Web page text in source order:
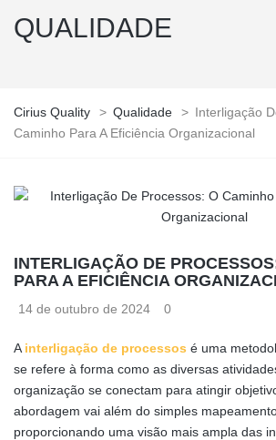
QUALIDADE
Cirius Quality > Qualidade > Interligação
Caminho Para A Eficiência Organizacional
INTERLIGAÇÃO DE
PARA A EFICIÊNCIA
14 de outubro de 2024 0
A interligação de processos é uma
se refere à forma como as diversas
organização se conectam para atingir
abordagem vai além do simples
proporcionando uma visão mais ampla das